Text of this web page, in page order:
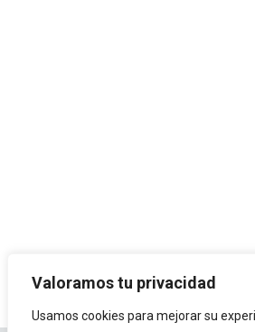
Valoramos tu privacidad
Usamos cookies para mejorar su